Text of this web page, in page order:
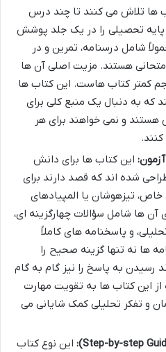
ها تلاش می کنند تا چند درس
تحصیلی را در یک جلد پوشش
شامل درسنامه، تمرین و در
هستند. مزیت اصلی آن ها
کمتر کتاب هاست. این کتاب ها
که به دنبال یک منبع کلی برای
و نمی خواهند برای هر
این کتاب ها برای دانش
شده اند که قصد دارند برای
تیزهوشان یا المپیادهای
ها شامل سؤالات چهارگزینه ای،
و پاسخنامه های کاملاً
ها نه تنها گزینه صحیح را
رسیدن به پاسخ را نیز گام به گام
این کتاب ها به تقویت مهارت
و تفکر تحلیلی کمک شایانی می
این نوع کتاب